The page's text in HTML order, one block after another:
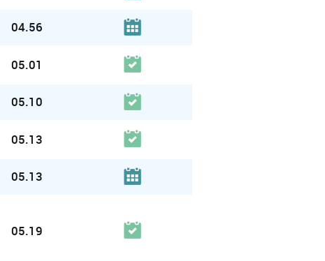
04.56
05.01
05.10
05.13
05.13
05.19